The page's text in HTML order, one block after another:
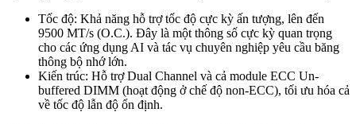
Tốc độ: Khả năng hỗ trợ tốc độ cực kỳ ấn tượng, lên đến
9500 MT/s (O.C.). Đây là một thông số cực kỳ quan trọng
cho các ứng dụng AI và tác vụ chuyên nghiệp yêu cầu băng
thông bộ nhớ lớn.
Kiến trúc: Hỗ trợ Dual Channel và cả module ECC Un-
buffered DIMM (hoạt động ở chế độ non-ECC), tối ưu hóa cả
về tốc độ lẫn độ ổn định.